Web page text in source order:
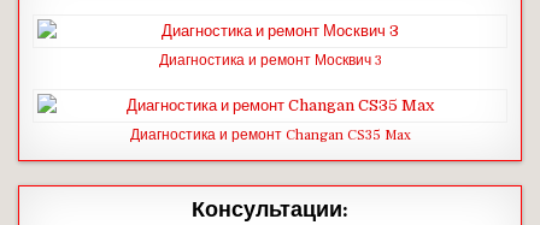
Диагностика и ремонт Москвич 3
Диагностика и ремонт Changan CS35 Max
Консультации: